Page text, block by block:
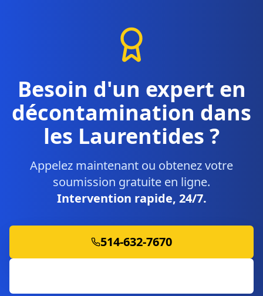
Besoin d'un expert en
décontamination dans
les Laurentides ?
Appelez maintenant ou obtenez votre
soumission gratuite en ligne.
Intervention rapide, 24/7.
514-632-7670